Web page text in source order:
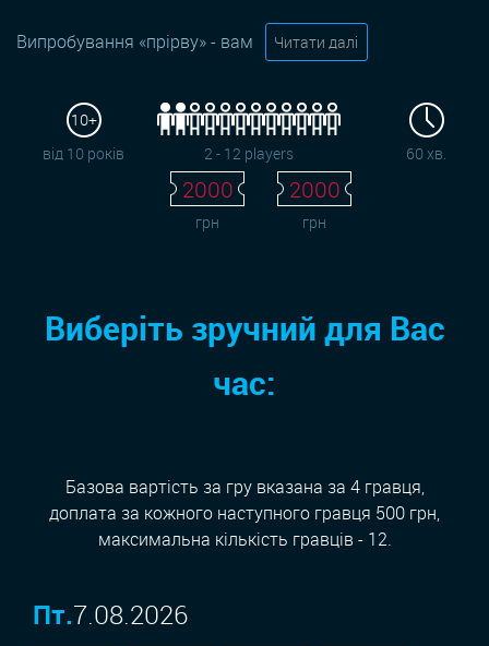
Випробування «прірву» - вам Читати далі
10+
від 10 років
2 - 12 players 60 хв.
2000
грн
2000
грн
Виберіть зручний для Вас
час:
Базова вартість за гру вказана за 4 гравця,
доплата за кожного наступного гравця 500 грн,
максимальна кількість гравців - 12.
Пт.7.08.2026